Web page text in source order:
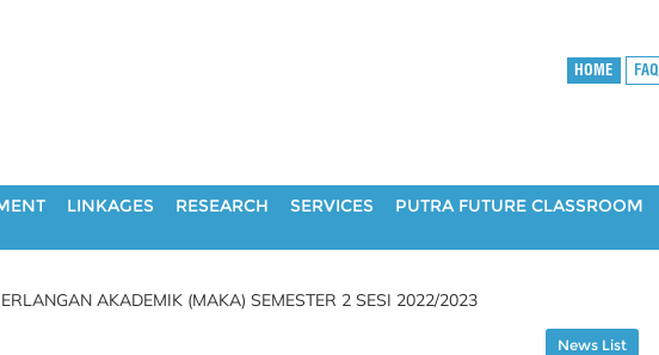
HOME FAQ
LINKAGES RESEARCH SERVICES PUTRA FUTURE CLASSROOM
AKADEMIK (MAKA) SEMESTER 2 SESI 2022/2023
News List